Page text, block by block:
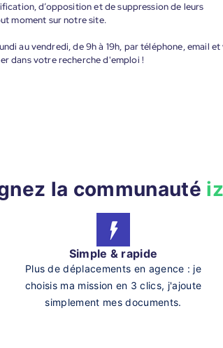
d’opposition et de suppression de leurs
moment sur notre site.
au vendredi, de 9h à 19h, par téléphone, email et
dans votre recherche d'emploi !
la communauté
Simple & rapide
Plus de déplacements en agence : je
choisis ma mission en 3 clics, j'ajoute
simplement mes documents.